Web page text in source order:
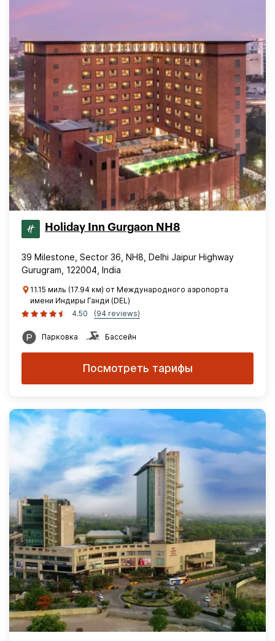
Holiday Inn Gurgaon NH8
39 Milestone, Sector 36, NH8, Delhi Jaipur Highway
Gurugram, 122004, India
11.15 миль (17.94 км) от Международного аэропорта
имени Индиры Ганди (DEL)
4.50
(94 reviews)
Парковка Бассейн
Посмотреть тарифы